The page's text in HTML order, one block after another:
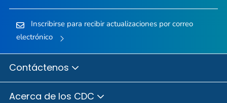
Inscribirse para recibir actualizaciones por correo
electrónico
Contáctenos
Acerca de los CDC